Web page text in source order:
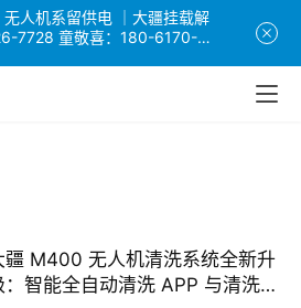
疆 M400 无人机清洗系统全新升
：智能全自动清洗 APP 与清洗泡
人机系留供电 ｜大疆挂载解
7728 童敬喜：180-6170-